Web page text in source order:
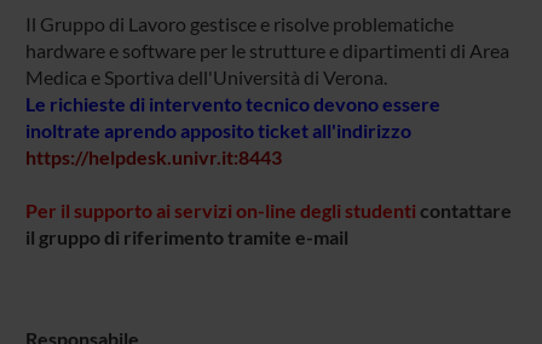
Il Gruppo di Lavoro gestisce e risolve problematiche
hardware e software per le strutture e dipartimenti di Area
Medica e Sportiva dell'Università di Verona.
Le richieste di intervento tecnico devono essere
inoltrate aprendo apposito ticket all'indirizzo
https://helpdesk.univr.it:8443
Per il supporto ai servizi on-line degli studenti contattare
il gruppo di riferimento tramite e-mail
Responsabile